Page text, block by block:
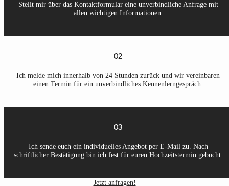
Stellt mir über das Kontaktformular eine unverbindliche Anfrage mit
allen wichtigen Informationen.
02
Ich melde mich innerhalb von 24 Stunden zurück und wir vereinbaren
einen Termin für ein unverbindliches Kennenlerngespräch.
03
Ich sende euch ein individuelles Angebot per E-Mail zu. Nach
schriftlicher Bestätigung bin ich fest für euren Hochzeitstermin gebucht.
Jetzt anfragen!